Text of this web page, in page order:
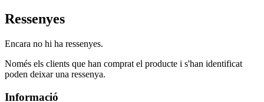
Ressenyes
Encara no hi ha ressenyes.
Només els clients que han comprat el producte i s'han identificat
poden deixar una ressenya.
Informació